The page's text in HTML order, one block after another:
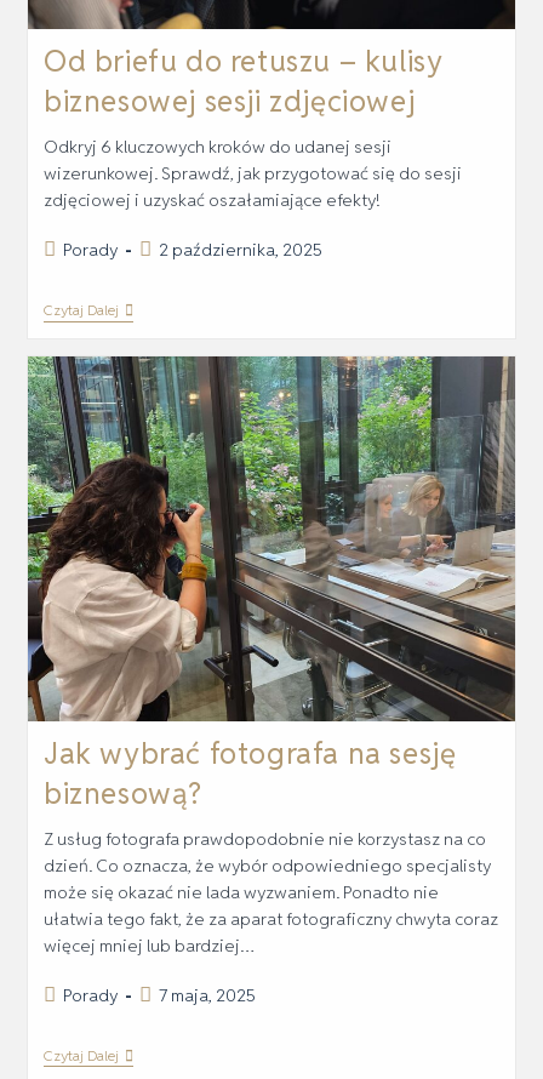
Od briefu do retuszu – kulisy
biznesowej sesji zdjęciowej
Odkryj 6 kluczowych kroków do udanej sesji
wizerunkowej. Sprawdź, jak przygotować się do sesji
zdjęciowej i uzyskać oszałamiające efekty!
Porady 2 października, 2025
Czytaj Dalej
Jak wybrać fotografa na sesję
biznesową?
Z usług fotografa prawdopodobnie nie korzystasz na co
dzień. Co oznacza, że wybór odpowiedniego specjalisty
może się okazać nie lada wyzwaniem. Ponadto nie
ułatwia tego fakt, że za aparat fotograficzny chwyta coraz
więcej mniej lub bardziej…
Porady 7 maja, 2025
Czytaj Dalej